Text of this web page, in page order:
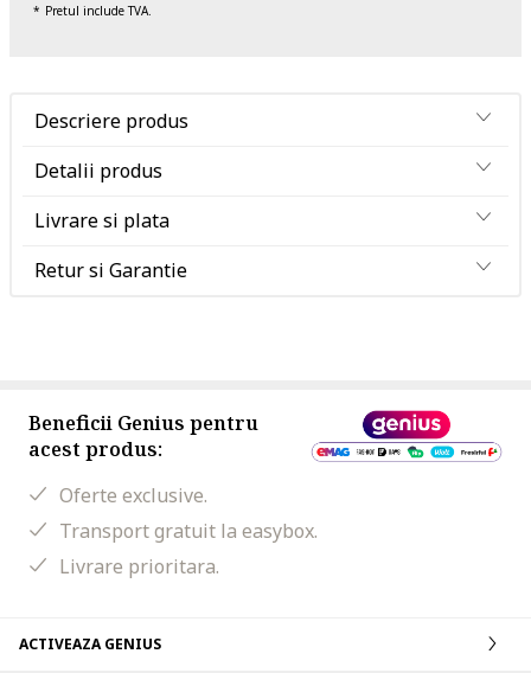
Pretul include TVA.
Descriere produs
Detalii produs
Livrare si plata
Retur si Garantie
Beneficii Genius pentru
acest produs:
Oferte exclusive.
Transport gratuit la easybox.
Livrare prioritara.
ACTIVEAZA GENIUS